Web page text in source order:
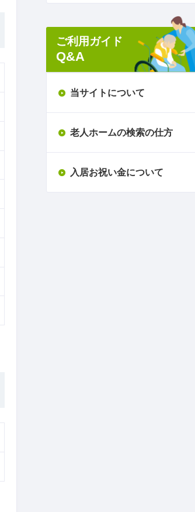
ご利用ガイド
Q&A
当サイトについて
老人ホームの検索の仕方
入居お祝い金について